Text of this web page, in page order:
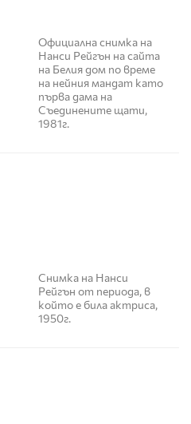
Официална снимка на
Нанси Рейгън на сайта
на Белия дом по време
на нейния мандат като
първа дама на
Съединените щати,
1981г.
Снимка на Нанси
Рейгън от периода, в
който е била актриса,
1950г.